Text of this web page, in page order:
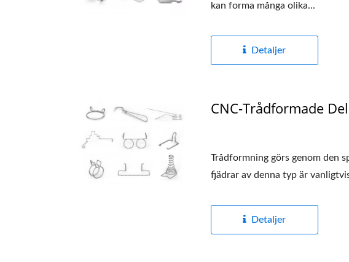
kan forma många olika...
Detaljer
CNC-Trådformade
Trådformning görs genom den
fjädrar av denna typ är
Detaljer